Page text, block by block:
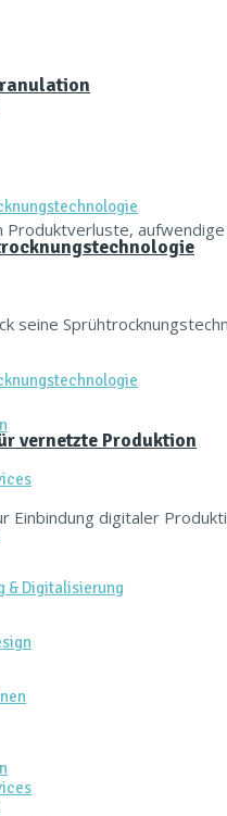
Produktverluste,
& Digitalisierung
seine
vernetzte Produktion
Einbindung digitaler